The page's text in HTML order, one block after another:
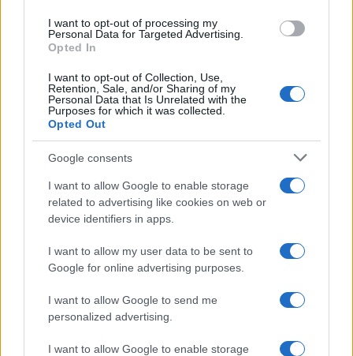
I want to opt-out of processing my
Personal Data for Targeted Advertising.
Opted In
I want to opt-out of Collection, Use,
Retention, Sale, and/or Sharing of my
Personal Data that Is Unrelated with the
Purposes for which it was collected.
Opted Out
Google consents
I want to allow Google to enable storage
related to advertising like cookies on web or
device identifiers in apps.
I want to allow my user data to be sent to
Google for online advertising purposes.
I want to allow Google to send me
personalized advertising.
I want to allow Google to enable storage
Continua a leggere
NEWS
emozioni e canti